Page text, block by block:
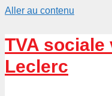
Aller au contenu
TVA sociale
Leclerc